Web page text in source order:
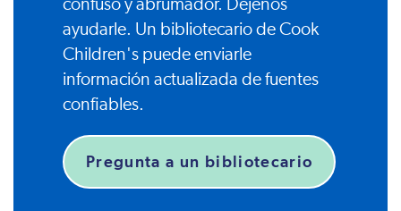
confuso y abrumador. Déjenos
ayudarle. Un bibliotecario de Cook
Children's puede enviarle
información actualizada de fuentes
confiables.
Pregunta a un bibliotecario